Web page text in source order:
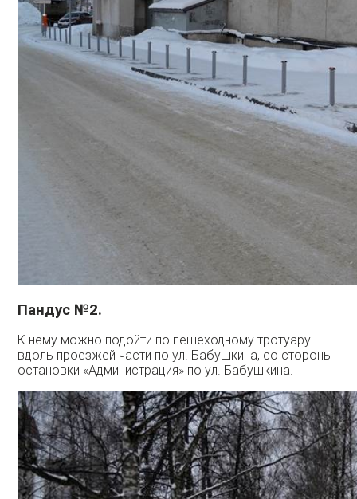
Пандус №2.
К нему можно подойти по пешеходному тротуару
вдоль проезжей части по ул. Бабушкина, со стороны
остановки «Администрация» по ул. Бабушкина.